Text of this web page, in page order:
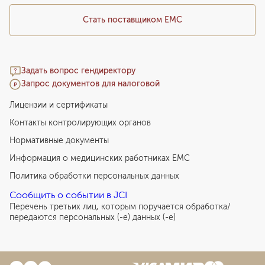
Стать поставщиком ЕМС
Задать вопрос гендиректору
Запрос документов для налоговой
Лицензии и сертификаты
Контакты контролирующих органов
Нормативные документы
Информация о медицинских работниках EMC
Политика обработки персональных данных
Сообщить о событии в JCI
Перечень третьих лиц, которым поручается обработка/
передаются персональных (-е) данных (-е)